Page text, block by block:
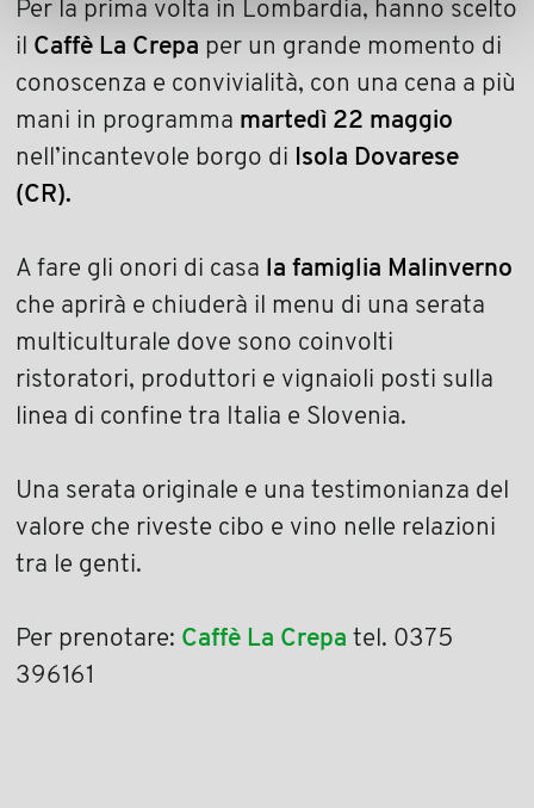
Per la prima volta in Lombardia, hanno scelto
il Caffè La Crepa per un grande momento di
conoscenza e convivialità, con una cena a più
mani in programma martedì 22 maggio
nell’incantevole borgo di
Isola Dovarese
(CR).
A fare gli onori di casa
la famiglia Malinverno
che aprirà e chiuderà il menu di una serata
multiculturale dove sono coinvolti
ristoratori, produttori e vignaioli posti sulla
linea di confine tra Italia e Slovenia.
Una serata originale e una testimonianza del
valore che riveste cibo e vino nelle relazioni
tra le genti.
Per prenotare: Caffè La Crepa tel. 0375
396161